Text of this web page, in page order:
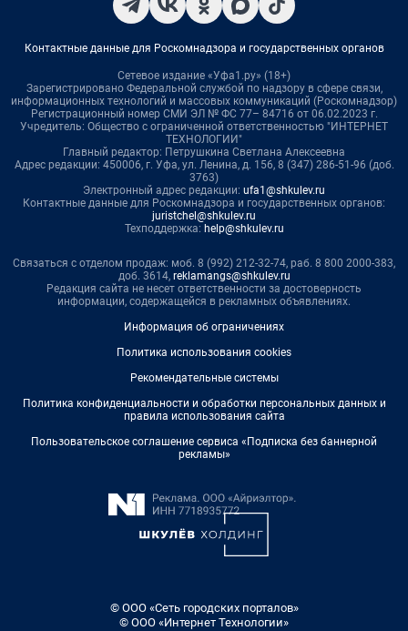
Контактные данные для Роскомнадзора и государственных органов
Сетевое издание «Уфа1.ру» (18+)
Зарегистрировано Федеральной службой по надзору в сфере связи,
информационных технологий и массовых коммуникаций (Роскомнадзор)
Регистрационный номер СМИ ЭЛ № ФС 77– 84716 от 06.02.2023 г.
Учредитель: Общество с ограниченной ответственностью "ИНТЕРНЕТ
ТЕХНОЛОГИИ"
Главный редактор: Петрушкина Светлана Алексеевна
Адрес редакции: 450006, г. Уфа, ул. Ленина, д. 156, 8 (347) 286-51-96 (доб.
3763)
Электронный адрес редакции: ufa1@shkulev.ru
Контактные данные для Роскомнадзора и государственных органов:
juristchel@shkulev.ru
Техподдержка: help@shkulev.ru
Связаться с отделом продаж: моб. 8 (992) 212-32-74, раб. 8 800 2000-383,
доб. 3614, reklamangs@shkulev.ru
Редакция сайта не несет ответственности за достоверность
информации, содержащейся в рекламных объявлениях.
Информация об ограничениях
Политика использования cookies
Рекомендательные системы
Политика конфиденциальности и обработки персональных данных и
правила использования сайта
Пользовательское соглашение сервиса «Подписка без баннерной
рекламы»
© ООО «Сеть городских порталов»
© ООО «Интернет Технологии»